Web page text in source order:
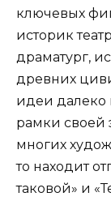
ключевых
историк
драматург,
древних
идеи далеко
рамки своей
многих
то находит
таковой» и